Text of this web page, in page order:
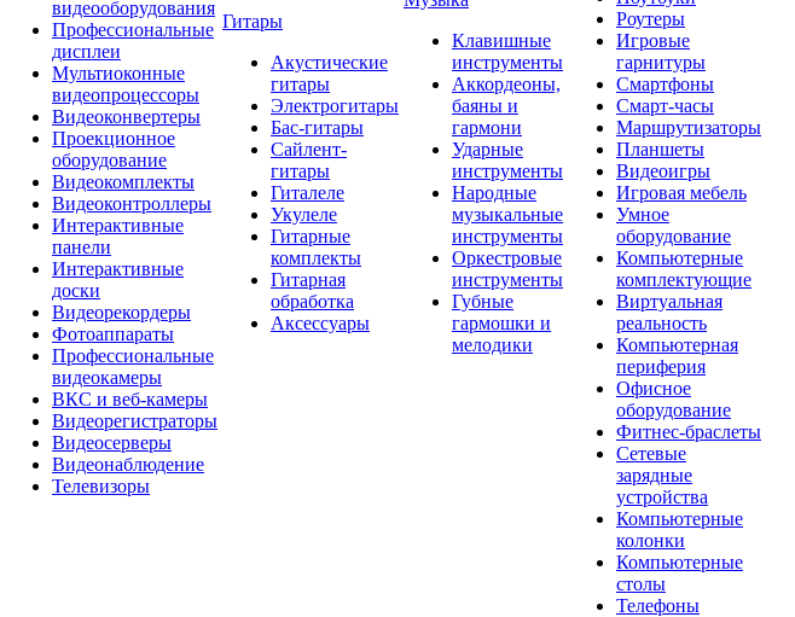
видеооборудования
Профессиональные
дисплеи
Мультиоконные
видеопроцессоры
Видеоконвертеры
Проекционное
оборудование
Видеокомплекты
Видеоконтроллеры
Интерактивные
панели
Интерактивные
доски
Видеорекордеры
Фотоаппараты
Профессиональные
видеокамеры
ВКС и веб-камеры
Видеорегистраторы
Видеосерверы
Видеонаблюдение
Телевизоры
Гитары
Акустические
гитары
Электрогитары
Бас-гитары
Сайлент-
гитары
Гиталеле
Укулеле
Гитарные
комплекты
Гитарная
обработка
Аксессуары
Клавишные
инструменты
Аккордеоны,
баяны и
гармони
Ударные
инструменты
Народные
музыкальные
инструменты
Оркестровые
инструменты
Губные
гармошки и
мелодики
Роутеры
Игровые
гарнитуры
Смартфоны
Смарт-часы
Маршрутизаторы
Планшеты
Видеоигры
Игровая мебель
Умное
оборудование
Компьютерные
комплектующие
Виртуальная
реальность
Компьютерная
периферия
Офисное
оборудование
Фитнес-браслеты
Сетевые
зарядные
устройства
Компьютерные
колонки
Компьютерные
столы
Телефоны